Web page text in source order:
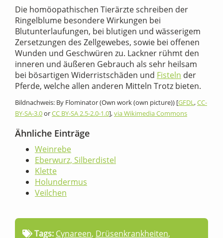
Die homöopathischen Tierärzte schreiben der
Ringelblume besondere Wirkungen bei
Blutunterlaufungen, bei blutigen und wässerigem
Zersetzungen des Zellgewebes, sowie bei offenen
Wunden und Geschwüren zu. Lackner rühmt den
inneren und äußeren Gebrauch als sehr heilsam
bei bösartigen Widerristschäden und Fisteln der
Pferde, welche allen anderen Mitteln Trotz bieten.
Bildnachweis: By Flominator (Own work (own picture)) [GFDL,CC-
BY-SA-3.0orCC BY-SA 2.5-2.0-1.0],via Wikimedia Commons
Ähnliche Einträge
Weinrebe
Eberwurz, Silberdistel
Klette
Holundermus
Veilchen
Tags: Cynareen, Drüsenkrankheiten,